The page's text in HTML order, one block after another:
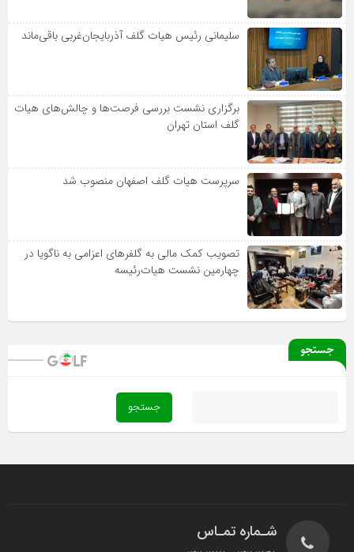
سلیمانی رئیس هیات گلف آذربایجان‌غربی باقی‌ماند
برگزاری نشست بررسی فرصت‌ها و چالش‌های هیات
گلف استان تهران
سرپرست هیات گلف اصفهان منصوب شد
تصویب کمک مالی به گلفرهای اعزامی به ناگویا در
چهارمین نشست هیات‌رئیسه
جستجو
شـماره تمـاس